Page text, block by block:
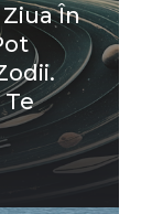
În